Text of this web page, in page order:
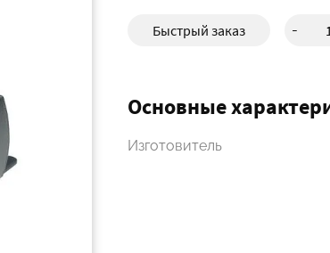
Быстрый заказ -
Основные
Изготовитель